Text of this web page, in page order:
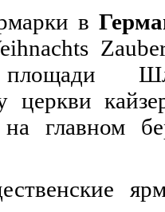
в
церкви
главном